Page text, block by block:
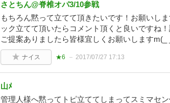
さとちん@脊椎オパ3/10参戦
もちろん黙って立てて頂きたいです！お願いし
ック立てて頂いたらコメント頂くと良いですね
ご提案ありましたら皆様宜しくお願いしますm(_
ナイス ★6 2017/07/27 17:13
山ﾒ
管理人様へ黙ってトピ立ててしまってスミマセ